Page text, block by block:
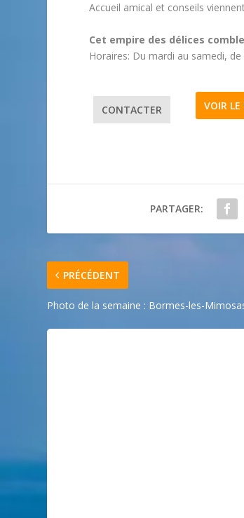
Accueil amical et conseils
Cet empire des délices
Horaires: Du mardi au samedi, de
CONTACTER VOIR LE
PARTAGER:
PRÉCÉDENT
Photo de la semaine : Bormes-les-